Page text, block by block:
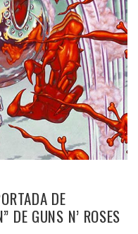
DE
DE GUNS N’ ROSES